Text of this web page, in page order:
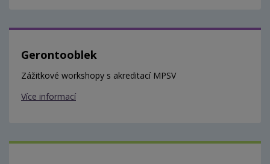
Gerontooblek
Zážitkové workshopy s akreditací MPSV
Více informací